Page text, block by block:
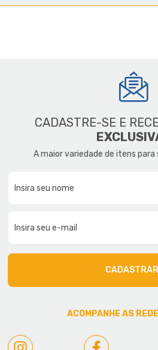
CADASTRE-SE E
A maior variedade de itens para
CADASTRAR
ACOMPANHE AS